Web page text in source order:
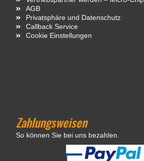
AGB
Privatsphäre und Datenschutz
Callback Service
Cookie Einstellungen
Zahlungsweisen
So können Sie bei uns bezahlen.